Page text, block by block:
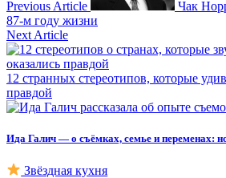
Previous Article
Чак
87-м году жизни
Next Article
12 странных стереотипов, которые
правдой
Ида Галич — о съёмках, семье и переменах:
Звёздная кухня